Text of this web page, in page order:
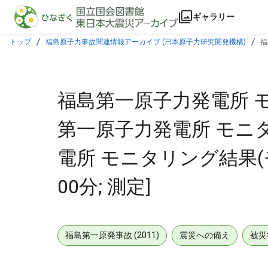
本文に飛ぶ
ギャラリー
トップ 福島原子力事故関連情報アーカイブ (日本原子力研究開発機構)
福島第一原子力発電所
第一原子力発電所 モニ
電所 モニタリング結果
00分; 測定]
福島第一原発事故 (2011) 震災への備え 被災